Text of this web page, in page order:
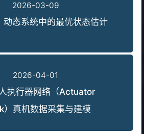
2026-03-09
动态系统中的最优状态估计
2026-04-01
执行器网络（Actuator
真机数据采集与建模